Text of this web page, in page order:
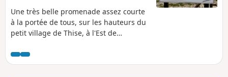
Une très belle promenade assez courte
à la portée de tous, sur les hauteurs du
petit village de Thise, à l'Est de
cailloux.